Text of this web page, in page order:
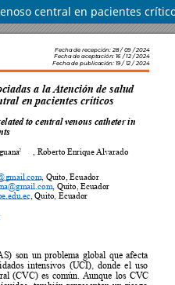
central en pacientes